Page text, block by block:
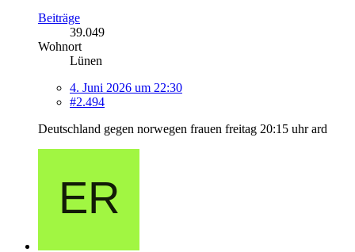
Beiträge
39.049
Wohnort
Lünen
4. Juni 2026 um 22:30
#2.494
Deutschland gegen norwegen frauen freitag 20:15 uhr ard